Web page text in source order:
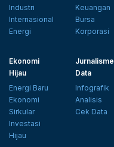
Industri
Internasional
Energi
Keuangan
Bursa
Korporasi
Ekonomi
Hijau
Energi Baru
Ekonomi
Sirkular
Investasi
Hijau
Jurnalisme
Data
Infografik
Analisis
Cek Data